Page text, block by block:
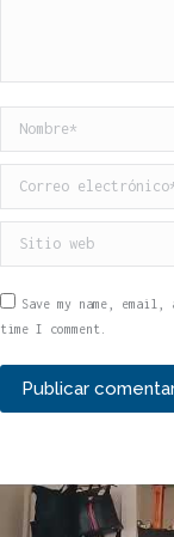
Nombre *
Correo electrónico
Sitio web
Save my name,
time I comment.
Publicar